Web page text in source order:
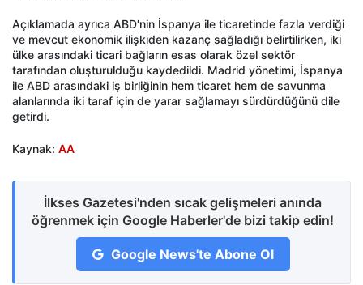
Açıklamada ayrıca ABD'nin İspanya ile ticaretinde fazla verdiği
ve mevcut ekonomik ilişkiden kazanç sağladığı belirtilirken, iki
ülke arasındaki ticari bağların esas olarak özel sektör
tarafından oluşturulduğu kaydedildi. Madrid yönetimi, İspanya
ile ABD arasındaki iş birliğinin hem ticaret hem de savunma
alanlarında iki taraf için de yarar sağlamayı sürdürdüğünü dile
getirdi.
Kaynak: AA
İlkses Gazetesi'nden sıcak gelişmeleri anında
öğrenmek için Google Haberler'de bizi takip edin!
Google News'te Abone Ol